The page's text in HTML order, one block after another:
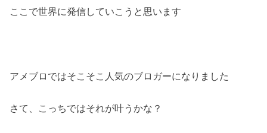
ここで世界に発信していこうと思います
アメブロではそこそこ人気のブロガーになりました
さて、こっちではそれが叶うかな？